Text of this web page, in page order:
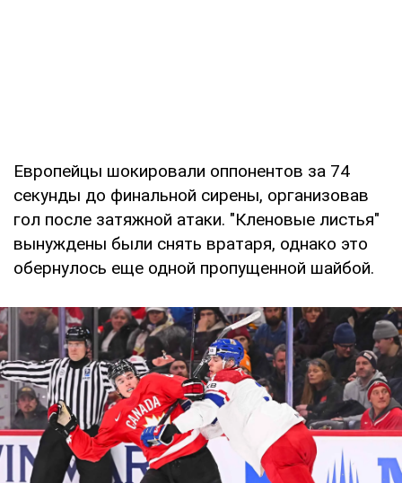
Европейцы шокировали оппонентов за 74
секунды до финальной сирены, организовав
гол после затяжной атаки. "Кленовые листья"
вынуждены были снять вратаря, однако это
обернулось еще одной пропущенной шайбой.